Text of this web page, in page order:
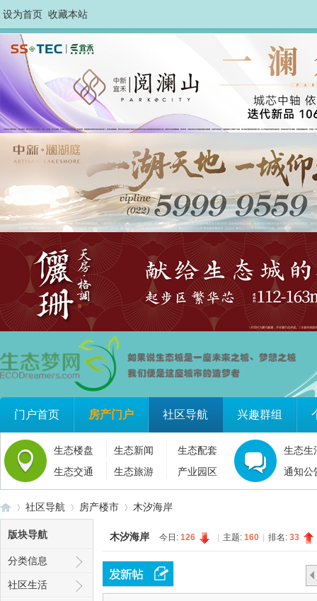
设为首页 收藏本站
门户首页 房产门户 社区导航 兴趣群组
生态楼盘 生态新闻
生态配套
生态交通
生态旅游 产业园区
生态生
通知公
生 »
社区导航 房产楼市
›
木汐海岸
版块导航
分类信息
社区生活
木汐海岸 今日: 126 主题: 160 排名: 33